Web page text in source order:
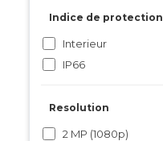
Indice de protection
Interieur
IP66
Resolution
2 MP (1080p)